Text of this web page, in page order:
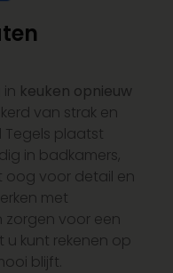
keuken opnieuw
van strak en
Tegels plaatst
in badkamers,
oog voor detail en
met
voor een
kunt rekenen op
blijft.